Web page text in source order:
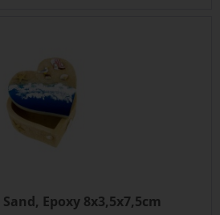
Epoxy 8x3,5x7,5cm